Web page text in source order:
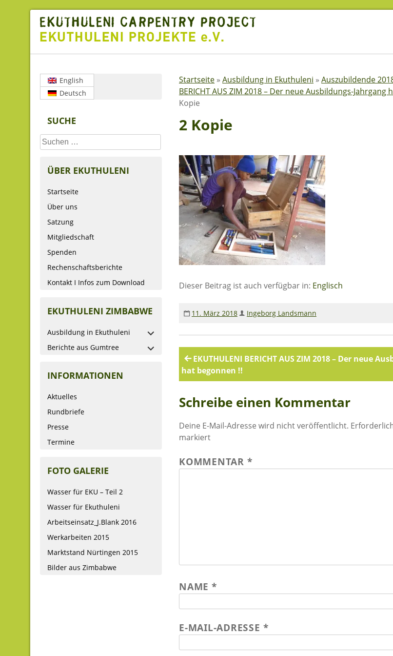
Skip
content
English
Deutsch
SUCHE
Suchen
nach:
ÜBER EKUTHULENI
Startseite
Über uns
Satzung
Mitgliedschaft
Spenden
Rechenschaftsberichte
Kontakt I Infos zum Download
EKUTHULENI ZIMBABWE
Ausbildung in Ekuthuleni
Berichte aus Gumtree
INFORMATIONEN
Aktuelles
Rundbriefe
Presse
Termine
FOTO GALERIE
Wasser für EKU – Teil 2
Wasser für Ekuthuleni
Arbeitseinsatz_J.Blank 2016
Werkarbeiten 2015
Marktstand Nürtingen 2015
Bilder aus Zimbabwe
Startseite » Ausbildung in Ekuthuleni » Auszubildende
BERICHT AUS ZIM 2018 – Der neue Ausbildungs-Jahrgang
Kopie
2 Kopie
Dieser Beitrag ist auch verfügbar in: Englisch
11. März 2018 Ingeborg Landsmann
Beitragsnavigation
EKUTHULENI BERICHT AUS ZIM 2018 – Der neue
hat begonnen !!
Schreibe einen Kommentar
Deine E-Mail-Adresse wird nicht veröffentlicht.
markiert
KOMMENTAR *
NAME *
E-MAIL-ADRESSE *